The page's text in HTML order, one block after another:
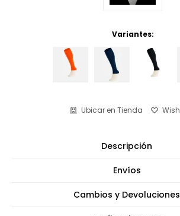
Variantes:
Ubicar en Tienda
Descripción
Envíos
Cambios y Devoluciones